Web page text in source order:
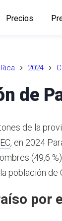
Precios
2024
de
de la
, en 2024
(49,6 %).
población de
por